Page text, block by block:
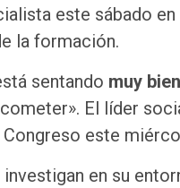
este sábado en
la formación.
sentando muy
El líder
este
en su